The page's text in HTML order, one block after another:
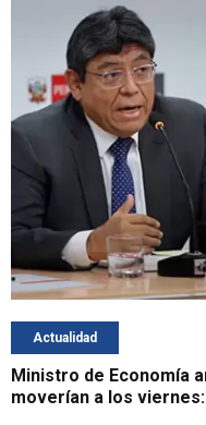
Actualidad
Ministro de Economía
moverían a los